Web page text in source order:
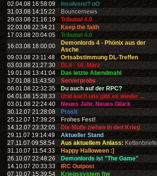
02.04.08 16:58:09
Insolvenz? oO
31.03.08 14:15:22
Bouncernews
29.03.08 21:16:19
Tribunal 4.0
22.03.08 22:34:21
Keep the faith
17.03.08 20:04:05
Tribunal 4.0
16.03.08 18:00:00
Demonlords 4 - Phönix aus der
Asche
09.03.08 23:11:48
Ortsabstimmung DL-Treffen
03.03.08 21:27:30
DL4 - 16. März
19.01.08 13:41:04
Das letzte Abendmahl
17.01.08 11:43:50
Serverprobs
08.01.08 22:32:35
Du auch auf der RPC?
04.01.08 15:28:33
Und auch uns gibt es wieder ...
03.01.08 22:24:40
Neues Jahr, Neues Glück
30.12.07 21:28:08
Prosit
25.12.07 17:39:25
Frohes Fest!
14.12.07 23:32:05
Die Mulle ziehen in den Krieg
29.11.07 19:14:49
Aktueller Stand
27.11.07 09:58:54
Aus aktuellem Anlass: Kettenbriefe
31.10.07 11:54:33
Happy Halloween :]
26.10.07 22:48:26
Demonlords ist "The Game"
14.10.07 20:33:33
IRC Outpost
07.10.07 15:39:54
Kriegssystem ftw